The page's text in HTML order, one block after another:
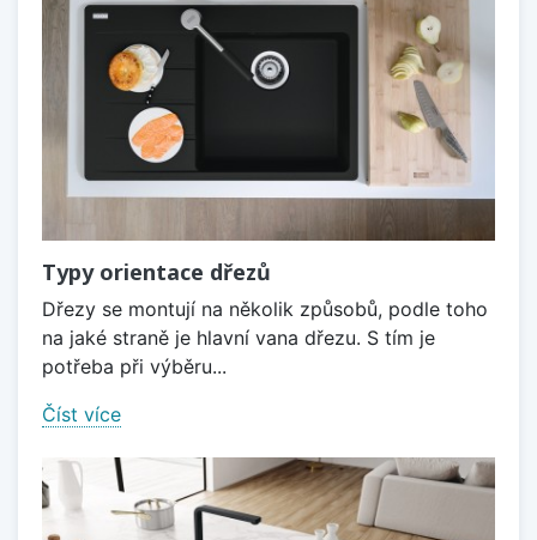
Typy orientace dřezů
Dřezy se montují na několik způsobů, podle toho
na jaké straně je hlavní vana dřezu. S tím je
potřeba při výběru...
Číst více